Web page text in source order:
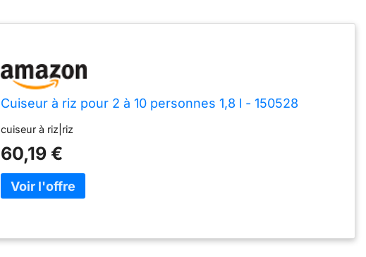
Cuiseur à riz pour 2 à 10 personnes 1,8 l - 150528
cuiseur à riz|riz
60,19 €